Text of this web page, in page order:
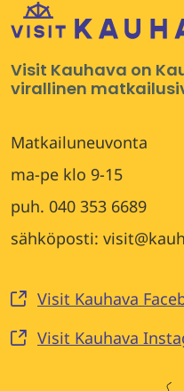
Visit Kauhava on
virallinen
Matkailuneuvonta
ma-pe klo 9-15
puh. 040 353 6689
sähköposti:
Visit Kauhava
Visit Kauhava